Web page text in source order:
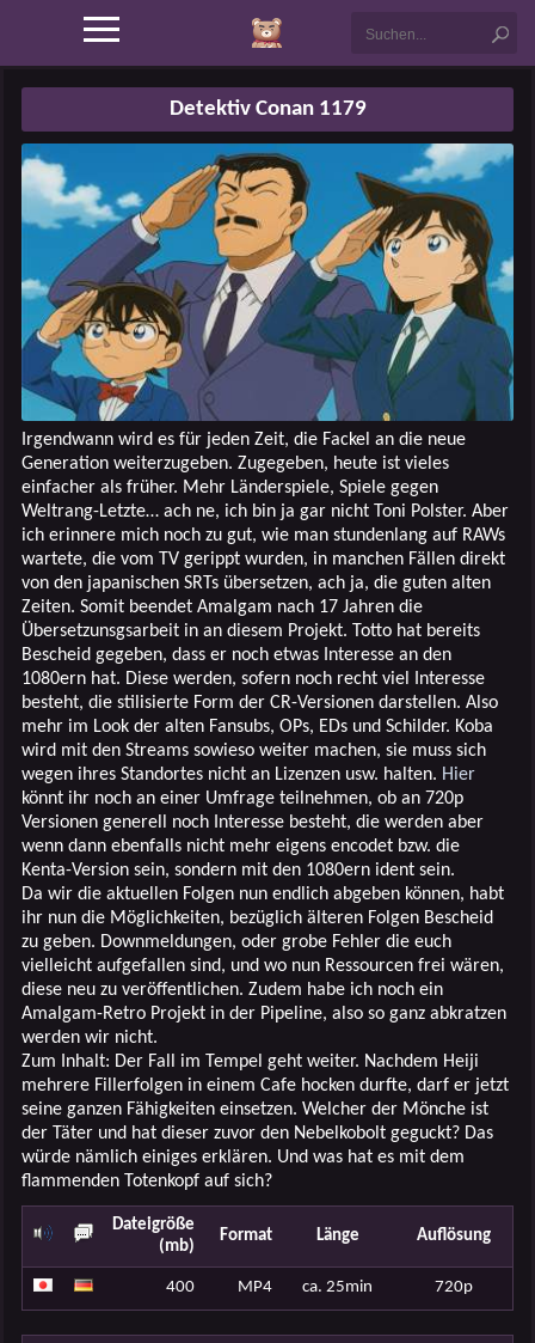
Detektiv Conan 1179
Irgendwann wird es für jeden Zeit, die Fackel an die neue
Generation weiterzugeben. Zugegeben, heute ist vieles
einfacher als früher. Mehr Länderspiele, Spiele gegen
Weltrang-Letzte… ach ne, ich bin ja gar nicht Toni Polster. Aber
ich erinnere mich noch zu gut, wie man stundenlang auf RAWs
wartete, die vom TV gerippt wurden, in manchen Fällen direkt
von den japanischen SRTs übersetzen, ach ja, die guten alten
Zeiten. Somit beendet Amalgam nach 17 Jahren die
Übersetzunsgsarbeit in an diesem Projekt. Totto hat bereits
Bescheid gegeben, dass er noch etwas Interesse an den
1080ern hat. Diese werden, sofern noch recht viel Interesse
besteht, die stilisierte Form der CR-Versionen darstellen. Also
mehr im Look der alten Fansubs, OPs, EDs und Schilder. Koba
wird mit den Streams sowieso weiter machen, sie muss sich
wegen ihres Standortes nicht an Lizenzen usw. halten. Hier
könnt ihr noch an einer Umfrage teilnehmen, ob an 720p
Versionen generell noch Interesse besteht, die werden aber
wenn dann ebenfalls nicht mehr eigens encodet bzw. die
Kenta-Version sein, sondern mit den 1080ern ident sein.
Da wir die aktuellen Folgen nun endlich abgeben können, habt
ihr nun die Möglichkeiten, bezüglich älteren Folgen Bescheid
zu geben. Downmeldungen, oder grobe Fehler die euch
vielleicht aufgefallen sind, und wo nun Ressourcen frei wären,
diese neu zu veröffentlichen. Zudem habe ich noch ein
Amalgam-Retro Projekt in der Pipeline, also so ganz abkratzen
werden wir nicht.
Zum Inhalt: Der Fall im Tempel geht weiter. Nachdem Heiji
mehrere Fillerfolgen in einem Cafe hocken durfte, darf er jetzt
seine ganzen Fähigkeiten einsetzen. Welcher der Mönche ist
der Täter und hat dieser zuvor den Nebelkobolt geguckt? Das
würde nämlich einiges erklären. Und was hat es mit dem
flammenden Totenkopf auf sich?
Dateigröße
(mb)
Format Länge Auflösung
400 MP4 ca. 25min 720p